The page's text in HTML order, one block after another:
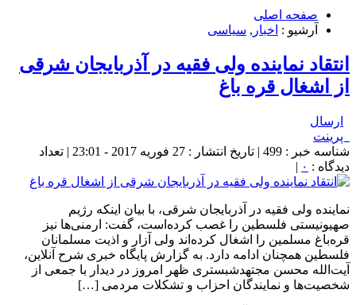
صفحه اصلی
آرشیو : اخبار , سیاسی
انتقاد نماینده ولی فقیه در آذربایجان شرقی
از اشغال قره باغ
ارسال
پرینت
شناسه خبر : 499 | تاریخ انتشار : 27 فوریه 2017 - 23:01 | تعداد
دیدگاه : ۰ |
نماینده ولی فقیه در آذربایجان شرقی، با بیان اینکه رژیم
صهیونیستی فلسطین را غصب کرده‌است، گفت: ارمنی‌ها نیز
قره‌باغ مسلمین را اشغال کرده‌اند ولی آزار و اذیت مسلمانان
فلسطین همچنان ادامه دارد. به گزارش پایگاه خبری شرح آنلاین،
آیت‌الله محسن مجتهدشبستری ظهر امروز در دیدار با جمعی از
شخصیت‌ها و نمایندگان احزاب و تشکلات مردمی […]